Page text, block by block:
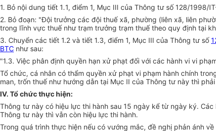
1. Bỏ nội dung tiết 1.1, điểm 1, Mục III của Thông tư số 128/
2. Bỏ đoạn: "Đội trưởng các đội thuế xã, phường (liên xã, liên
trong lĩnh vực thuế như trạm trưởng trạm thuế theo quy định tại
3. Chuyển các tiết 1.2 và tiết 1.3, điểm 1, Mục III của Thông tư số
BTC như sau:
"1.3. Việc phân định quyền hạn xử phạt đối với các hành vi vi
Tổ chức, cá nhân có thẩm quyền xử phạt vi phạm hành chính
man, trốn thuế như hướng dẫn tại Mục II của Thông tư này thì
IV. Tổ chức thực hiện:
Thông tư này có hiệu lực thi hành sau 15 ngày kể từ ngày ký.
Thông tư này thì vẫn còn hiệu lực thi hành.
Trong quá trình thực hiện nếu có vướng mắc, đề nghị phản ánh